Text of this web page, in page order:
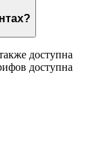
доступна
доступна